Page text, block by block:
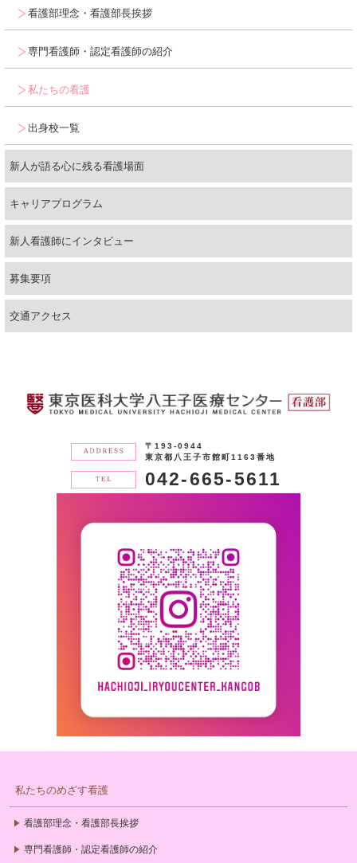
看護部理念・看護部長挨拶
専門看護師・認定看護師の紹介
私たちの看護
出身校一覧
新人が語る心に残る看護場面
キャリアプログラム
研修報告
新人看護師にインタビュー
募集要項
合同就職説明会
説明会・就業体験
福利厚生
問い合わせ・資料請求
交通アクセス
〒193-0944
東京都八王子市館町1163番地
042-665-5611
私たちのめざす看護
看護部理念・看護部長挨拶
専門看護師・認定看護師の紹介